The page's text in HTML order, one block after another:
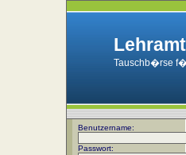
Tauschb�rse
Benutzername:
Passwort: